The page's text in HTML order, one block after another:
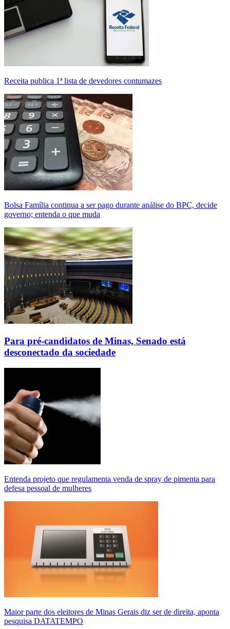
Receita publica 1ª lista de devedores contumazes
Bolsa Família continua a ser pago durante análise do BPC, decide
governo; entenda o que muda
Para pré-candidatos de Minas, Senado está
desconectado da sociedade
Entenda projeto que regulamenta venda de spray de pimenta para
defesa pessoal de mulheres
Maior parte dos eleitores de Minas Gerais diz ser de direita, aponta
pesquisa DATATEMPO